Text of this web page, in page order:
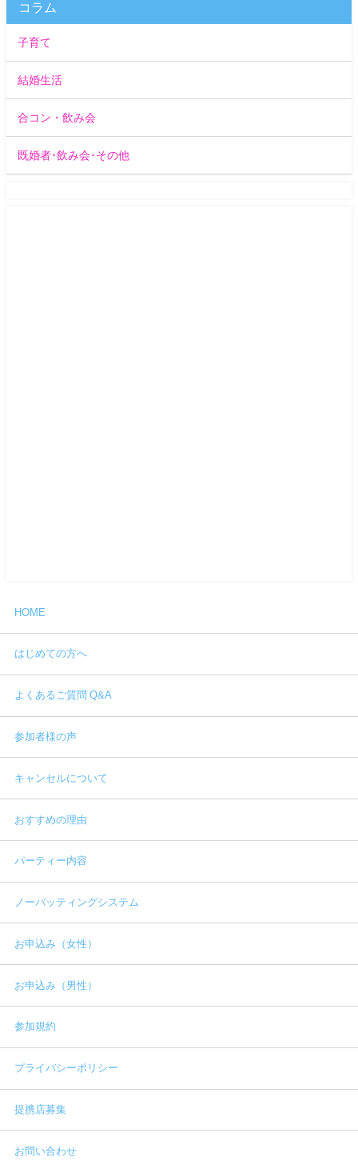
コラム
子育て
結婚生活
合コン・飲み会
既婚者･飲み会･その他
HOME
はじめての方へ
よくあるご質問 Q&A
参加者様の声
キャンセルについて
おすすめの理由
パーティー内容
ノーバッティングシステム
お申込み（女性）
お申込み（男性）
参加規約
プライバシーポリシー
提携店募集
お問い合わせ